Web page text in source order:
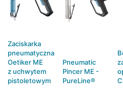
Zaciskarka
pneumatyczna
Oetiker ME
z uchwytem
pistoletowym
Pneumatic
Pincer ME -
PureLine®